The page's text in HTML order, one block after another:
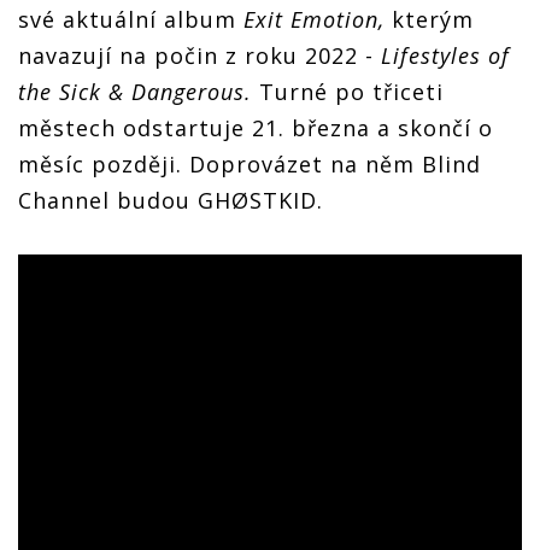
své aktuální album Exit Emotion, kterým
navazují na počin z roku 2022 - Lifestyles of
the Sick & Dangerous. Turné po třiceti
městech odstartuje 21. března a skončí o
měsíc později. Doprovázet na něm Blind
Channel budou GHØSTKID.